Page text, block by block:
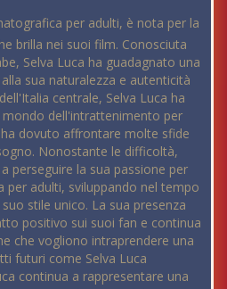
per adulti, è nota per la
brilla nei suoi film. Conosciuta
Selva Luca ha guadagnato una
sua naturalezza e autenticità
centrale, Selva Luca ha
mondo dell'intrattenimento per
dovuto affrontare molte sfide
Nonostante le difficoltà,
perseguire la sua passione per
per adulti, sviluppando nel tempo
stile unico. La sua presenza
positivo sui suoi fan e continua
che vogliono intraprendere una
futuri come Selva Luca
continua a rappresentare una